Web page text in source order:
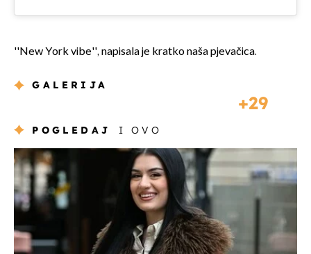
''New York vibe'', napisala je kratko naša pjevačica.
GALERIJA
29
POGLEDAJ I OVO